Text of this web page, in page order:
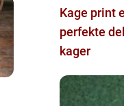
Kage print
perfekte
kager